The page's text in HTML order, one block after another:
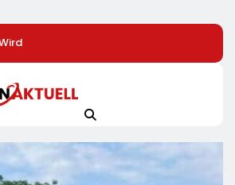
Profitieren Deutlich
Weiterbildung
Zimmerpflanzen
Mehr Kreativität